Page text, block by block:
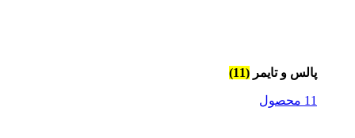
پالس و تایمر (11)
11 محصول